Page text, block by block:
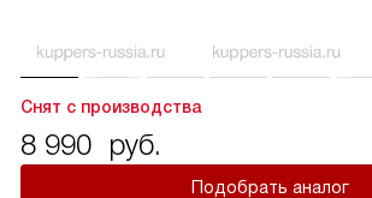
Снят с производства
8 990 руб.
Подобрать аналог